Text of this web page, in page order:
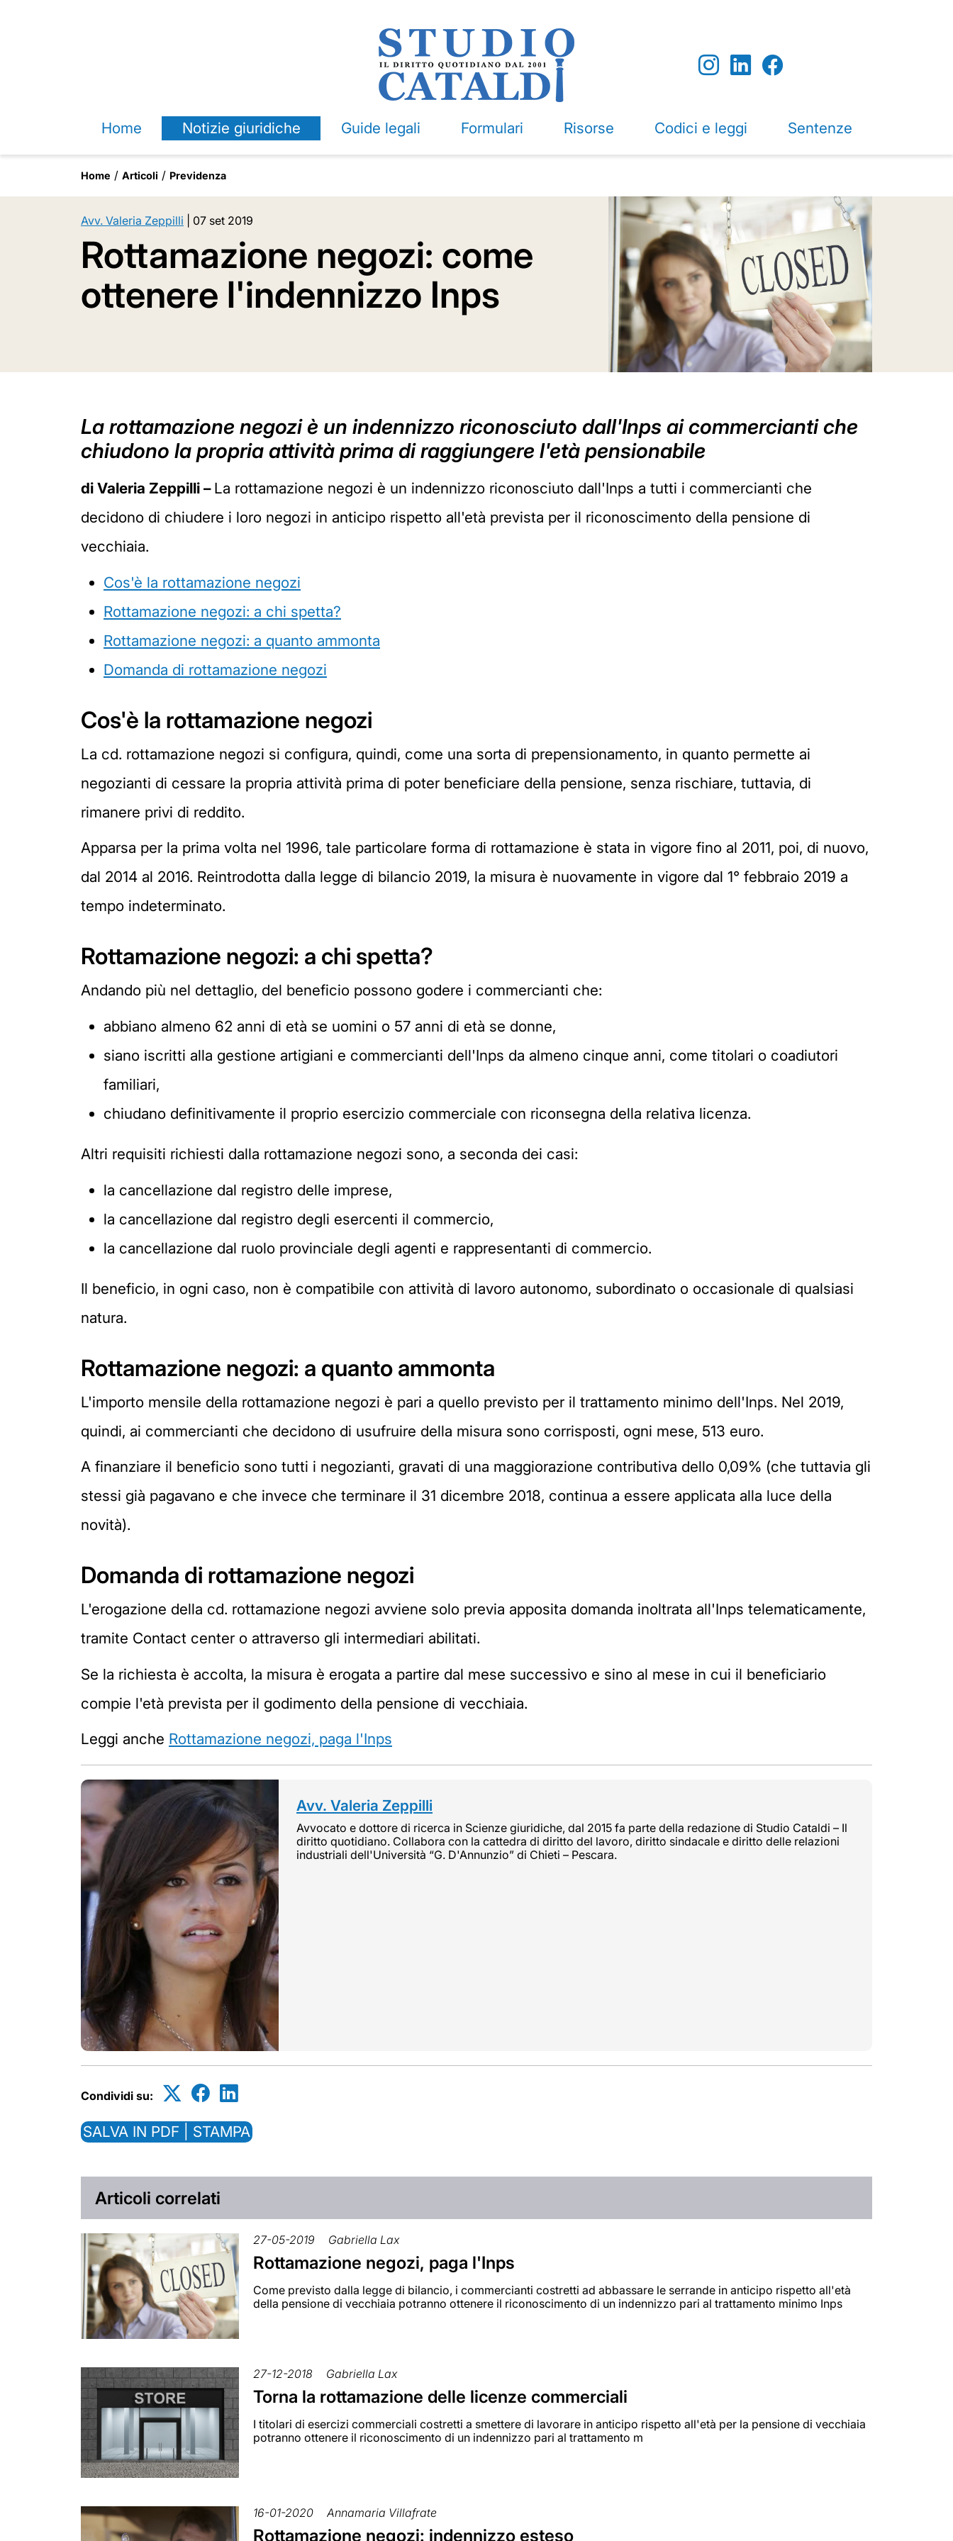
Home Notizie giuridiche Guide legali Formulari Risorse Codici e leggi Sentenze
Home Articoli Previdenza
Avv. Valeria Zeppilli 07 set 2019
Rottamazione negozi: come
ottenere l'indennizzo Inps
La rottamazione negozi è un indennizzo riconosciuto dall'Inps ai commercianti che
chiudono la propria attività prima di raggiungere l'età pensionabile
di Valeria Zeppilli – La rottamazione negozi è un indennizzo riconosciuto dall'Inps a tutti i commercianti che
decidono di chiudere i loro negozi in anticipo rispetto all'età prevista per il riconoscimento della pensione di
vecchiaia.
Cos'è la rottamazione negozi
Rottamazione negozi: a chi spetta?
Rottamazione negozi: a quanto ammonta
Domanda di rottamazione negozi
Cos'è la rottamazione negozi
La cd. rottamazione negozi si configura, quindi, come una sorta di prepensionamento, in quanto permette ai
negozianti di cessare la propria attività prima di poter beneficiare della pensione, senza rischiare, tuttavia, di
rimanere privi di reddito.
Apparsa per la prima volta nel 1996, tale particolare forma di rottamazione è stata in vigore fino al 2011, poi, di nuovo,
dal 2014 al 2016. Reintrodotta dalla legge di bilancio 2019, la misura è nuovamente in vigore dal 1° febbraio 2019 a
tempo indeterminato.
Rottamazione negozi: a chi spetta?
Andando più nel dettaglio, del beneficio possono godere i commercianti che:
abbiano almeno 62 anni di età se uomini o 57 anni di età se donne,
siano iscritti alla gestione artigiani e commercianti dell'Inps da almeno cinque anni, come titolari o coadiutori
familiari,
chiudano definitivamente il proprio esercizio commerciale con riconsegna della relativa licenza.
Altri requisiti richiesti dalla rottamazione negozi sono, a seconda dei casi:
la cancellazione dal registro delle imprese,
la cancellazione dal registro degli esercenti il commercio,
la cancellazione dal ruolo provinciale degli agenti e rappresentanti di commercio.
Il beneficio, in ogni caso, non è compatibile con attività di lavoro autonomo, subordinato o occasionale di qualsiasi
natura.
Rottamazione negozi: a quanto ammonta
L'importo mensile della rottamazione negozi è pari a quello previsto per il trattamento minimo dell'Inps. Nel 2019,
quindi, ai commercianti che decidono di usufruire della misura sono corrisposti, ogni mese, 513 euro.
A finanziare il beneficio sono tutti i negozianti, gravati di una maggiorazione contributiva dello 0,09% (che tuttavia gli
stessi già pagavano e che invece che terminare il 31 dicembre 2018, continua a essere applicata alla luce della
novità).
Domanda di rottamazione negozi
L'erogazione della cd. rottamazione negozi avviene solo previa apposita domanda inoltrata all'Inps telematicamente,
tramite Contact center o attraverso gli intermediari abilitati.
Se la richiesta è accolta, la misura è erogata a partire dal mese successivo e sino al mese in cui il beneficiario
compie l'età prevista per il godimento della pensione di vecchiaia.
Leggi anche Rottamazione negozi, paga l'Inps
Avv. Valeria Zeppilli
Avvocato e dottore di ricerca in Scienze giuridiche, dal 2015 fa parte della redazione di Studio Cataldi – Il
diritto quotidiano. Collabora con la cattedra di diritto del lavoro, diritto sindacale e diritto delle relazioni
industriali dell'Università “G. D'Annunzio” di Chieti – Pescara.
Condividi su:
SALVA IN PDF | STAMPA
Articoli correlati
27-05-2019 Gabriella Lax
Rottamazione negozi, paga l'Inps
Come previsto dalla legge di bilancio, i commercianti costretti ad abbassare le serrande in anticipo rispetto all'età
della pensione di vecchiaia potranno ottenere il riconoscimento di un indennizzo pari al trattamento minimo Inps
27-12-2018 Gabriella Lax
Torna la rottamazione delle licenze commerciali
I titolari di esercizi commerciali costretti a smettere di lavorare in anticipo rispetto all'età per la pensione di vecchiaia
potranno ottenere il riconoscimento di un indennizzo pari al trattamento m
16-01-2020 Annamaria Villafrate
Rottamazione negozi: indennizzo esteso